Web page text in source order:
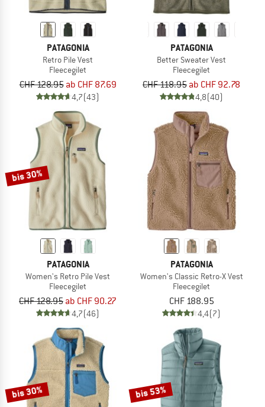
PATAGONIA
Retro Pile Vest
Fleecegilet
CHF 128.95 ab CHF 87.69
4,7(43)
PATAGONIA
Better Sweater Vest
Fleecegilet
CHF 118.95 ab CHF 92.78
4,8(40)
bis 30%
PATAGONIA
Women's Retro Pile Vest
Fleecegilet
CHF 128.95 ab CHF 90.27
4,7(46)
PATAGONIA
Women's Classic Retro-X Vest
Fleecegilet
CHF 188.95
4,4(7)
bis 30% bis 53%